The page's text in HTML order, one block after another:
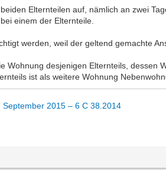
Elternteilen auf, nämlich an zwei
einem der Elternteile.
werden, weil der geltend gemachte
Wohnung desjenigen Elternteils, dessen
ist als weitere Wohnung
2015 – 6 C 38.2014